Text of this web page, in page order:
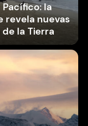
la
revela nuevas
la Tierra